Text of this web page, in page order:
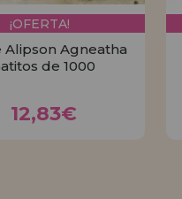
¡OFERTA!
Alipson Agneatha
de 1000
12,83€